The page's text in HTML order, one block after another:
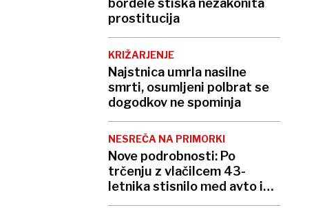
bordele stiska nezakonita
prostitucija
KRIŽARJENJE
Najstnica umrla nasilne
smrti, osumljeni polbrat se
dogodkov ne spominja
NESREČA NA PRIMORKI
Nove podrobnosti: Po
trčenju z vlačilcem 43-
letnika stisnilo med avto in
polpriklopnik